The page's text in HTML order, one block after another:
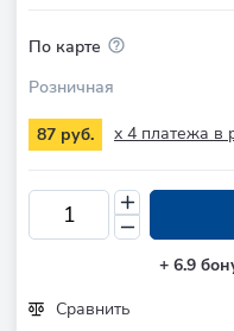
По карте
Розничная
87 руб. x 4 платежа в
+ 6.9
Сравнить